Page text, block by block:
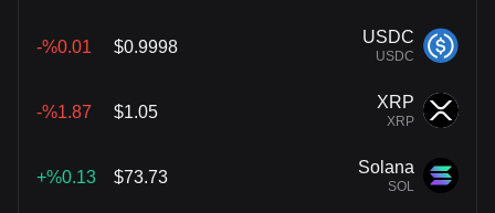
USDC
USDC
$0.9998
%0.01-
XRP
XRP
$1.05
%1.87-
Solana
SOL
$73.73
%0.13+